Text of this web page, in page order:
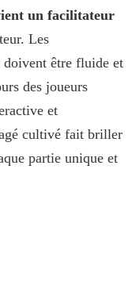
un facilitateur
Les
être fluide et
des joueurs
et
cultivé fait briller
partie unique et